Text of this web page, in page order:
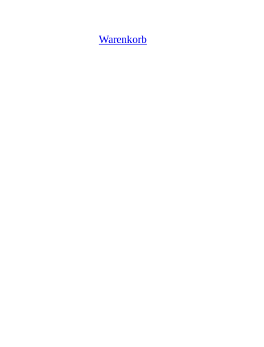
Warenkorb